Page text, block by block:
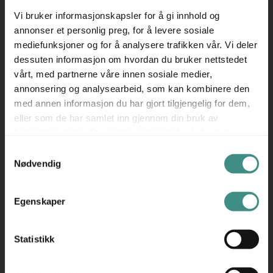
Vi bruker informasjonskapsler for å gi innhold og
annonser et personlig preg, for å levere sosiale
mediefunksjoner og for å analysere trafikken vår. Vi deler
dessuten informasjon om hvordan du bruker nettstedet
vårt, med partnerne våre innen sosiale medier,
annonsering og analysearbeid, som kan kombinere den
med annen informasjon du har gjort tilgjengelig for dem,
eller som de har samlet inn gjennom din bruk av
Nødvendig
Egenskaper
Statistikk
▪ Robust konstruksjon for daglig bruk
Konsis avfallsbøtte fra Røros Produkter er et godt valg
for deg som ønsker praktisk avfallsløsning med gjenbruk i
fokus – brukt er det nye.
Produsent: Røros Produkter
Røros Produkter er en norsk produsent med røtter tilbake
løsninger innen avfallshåndtering og byromsmøbler. Med
produksjon i Røros kombinerer selskapet industriell
presisjon med håndverksmessig kvalitet. Røros Produkter
resirkulerbare materialer og kortreist produksjon som en
integrert del av virksomheten. Produktene deres er